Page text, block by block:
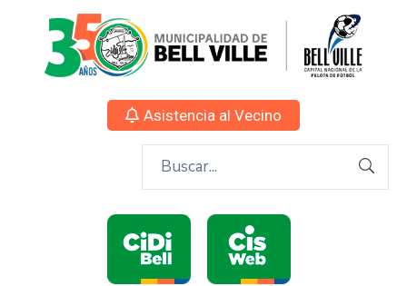
Asistencia al Vecino